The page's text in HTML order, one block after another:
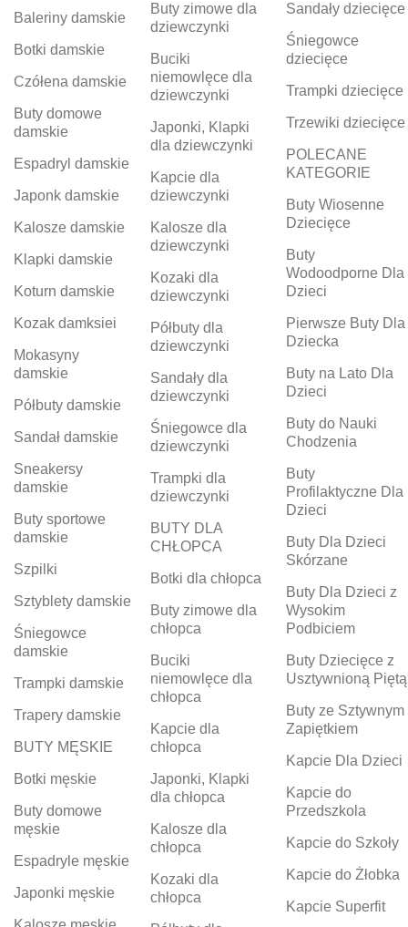
Baleriny damskie
Botki damskie
Czółena damskie
Buty domowe
damskie
Espadryl damskie
Japonk damskie
Kalosze damskie
Klapki damskie
Koturn damskie
Kozak damksiei
Mokasyny
damskie
Półbuty damskie
Sandał damskie
Sneakersy
damskie
Buty sportowe
damskie
Szpilki
Sztyblety damskie
Śniegowce
damskie
Trampki damskie
Trapery damskie
BUTY MĘSKIE
Botki męskie
Buty domowe
męskie
Espadryle męskie
Japonki męskie
Buty zimowe dla
dziewczynki
Buciki
niemowlęce dla
dziewczynki
Japonki, Klapki
dla dziewczynki
Kapcie dla
dziewczynki
Kalosze dla
dziewczynki
Kozaki dla
dziewczynki
Półbuty dla
dziewczynki
Sandały dla
dziewczynki
Śniegowce dla
dziewczynki
Trampki dla
dziewczynki
BUTY DLA
CHŁOPCA
Botki dla chłopca
Buty zimowe dla
chłopca
Buciki
niemowlęce dla
chłopca
Kapcie dla
chłopca
Japonki, Klapki
dla chłopca
Kalosze dla
chłopca
Kozaki dla
chłopca
Sandały dziecięce
Śniegowce
dziecięce
Trampki dziecięce
Trzewiki dziecięce
POLECANE
KATEGORIE
Buty Wiosenne
Dziecięce
Buty
Wodoodporne Dla
Dzieci
Pierwsze Buty Dla
Dziecka
Buty na Lato Dla
Dzieci
Buty do Nauki
Chodzenia
Buty
Profilaktyczne Dla
Dzieci
Buty Dla Dzieci
Skórzane
Buty Dla Dzieci z
Wysokim
Podbiciem
Buty Dziecięce z
Usztywnioną Piętą
Buty ze Sztywnym
Zapiętkiem
Kapcie Dla Dzieci
Kapcie do
Przedszkola
Kapcie do Szkoły
Kapcie do Żłobka
Kapcie Superfit